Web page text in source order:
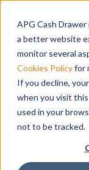
APG Cash
a better website
monitor several
Cookies Policyfor
If you decline,
when you visit
used in your
not to be tracked.